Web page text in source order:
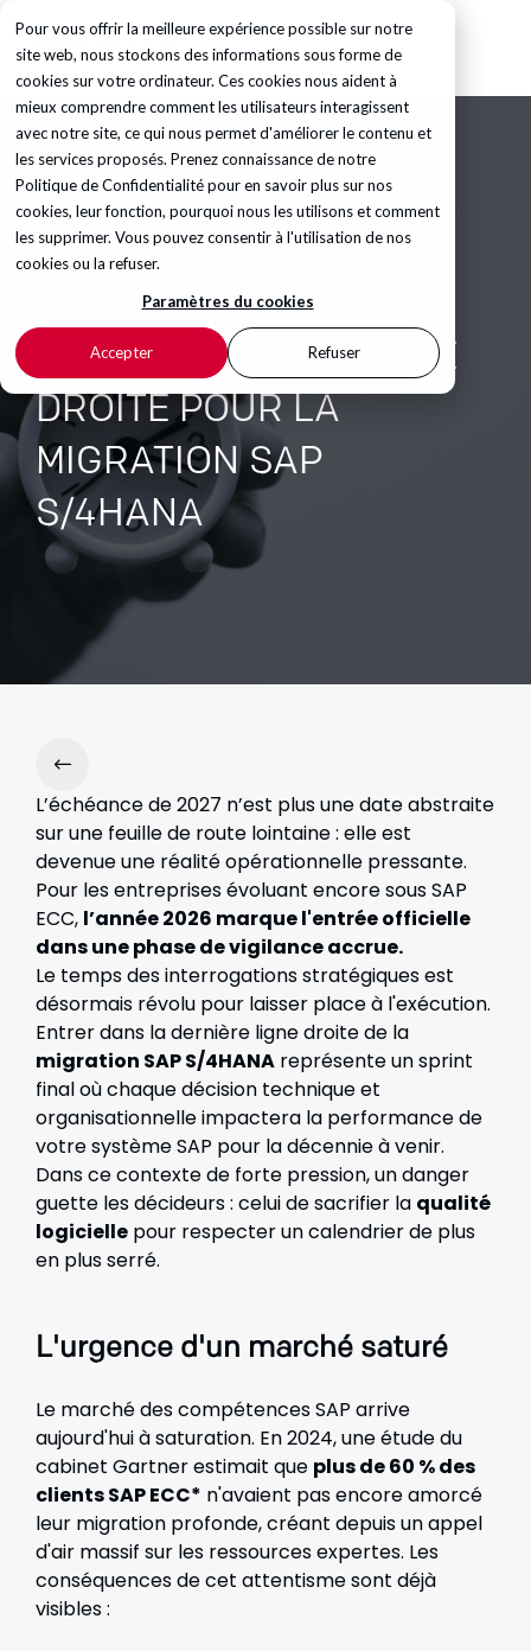
Pour vous offrir la meilleure expérience possible sur notre
site web, nous stockons des informations sous forme de
cookies sur votre ordinateur. Ces cookies nous aident à
mieux comprendre comment les utilisateurs interagissent
avec notre site, ce qui nous permet d'améliorer le contenu et
les services proposés. Prenez connaissance de notre
Politique de Confidentialitépour en savoir plus sur nos
cookies, leur fonction, pourquoi nous les utilisons et comment
les supprimer. Vous pouvez consentir à l'utilisation de nos
cookies ou la refuser.
Paramètres du cookies
Accepter Refuser
2026 : DERNIÈRE LIGNE
DROITE POUR LA
MIGRATION SAP
S/4HANA
L’échéance de 2027 n’est plus une date abstraite
sur une feuille de route lointaine : elle est
devenue une réalité opérationnelle pressante.
Pour les entreprises évoluant encore sous SAP
ECC, l’année 2026 marque l'entrée officielle
dans une phase de vigilance accrue.
Le temps des interrogations stratégiques est
désormais révolu pour laisser place à l'exécution.
Entrer dans la dernière ligne droite de la
migration SAP S/4HANA représente un sprint
final où chaque décision technique et
organisationnelle impactera la performance de
votre système SAP pour la décennie à venir.
Dans ce contexte de forte pression, un danger
guette les décideurs : celui de sacrifier la qualité
logicielle pour respecter un calendrier de plus
en plus serré.
L'urgence d'un marché saturé
Le marché des compétences SAP arrive
aujourd'hui à saturation. En 2024, une étude du
cabinet Gartner estimait que plus de 60 % des
clients SAP ECC* n'avaient pas encore amorcé
leur migration profonde, créant depuis un appel
d'air massif sur les ressources expertes. Les
conséquences de cet attentisme sont déjà
visibles :